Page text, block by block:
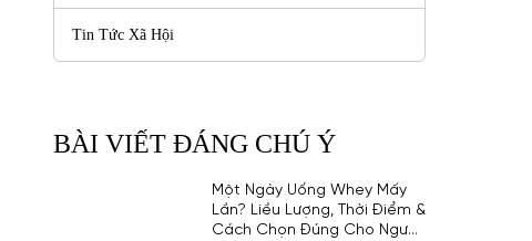
Tin Tức Xã Hội
BÀI VIẾT ĐÁNG CHÚ Ý
Một Ngày Uống Whey Mấy
Lần? Liều Lượng, Thời Điểm &
Cách Chọn Đúng Cho Người